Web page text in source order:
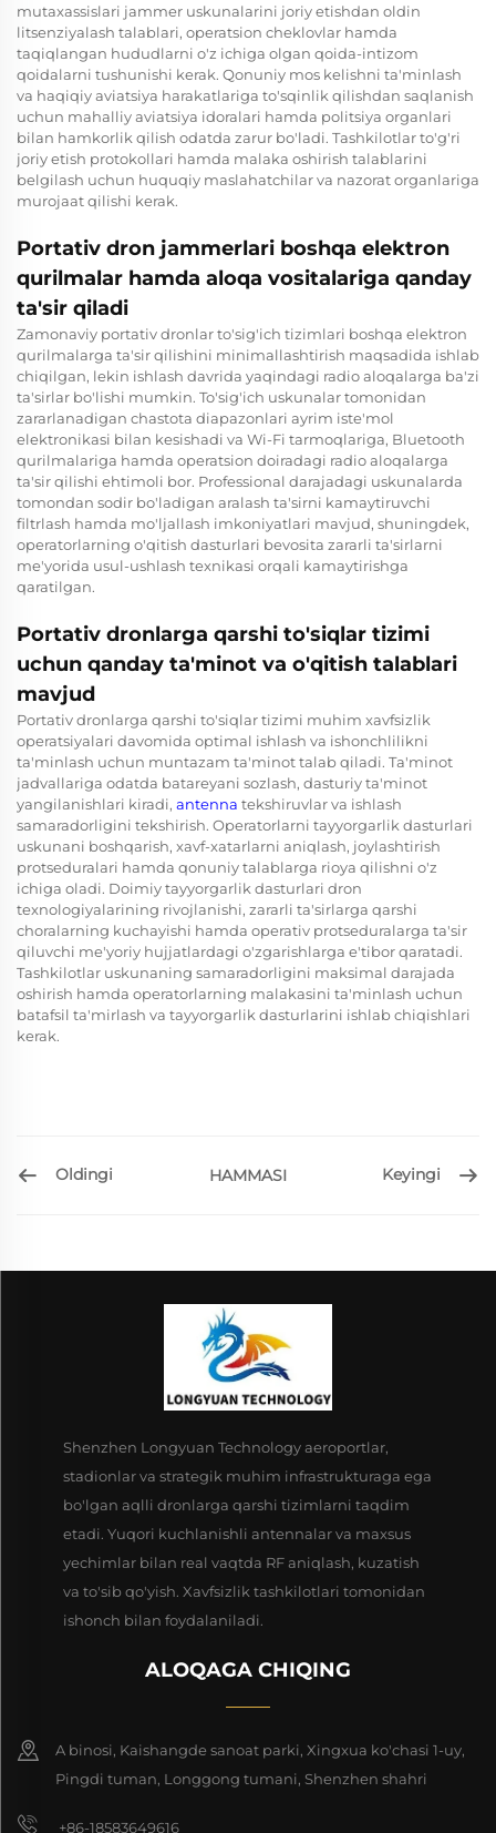
mutaxassislari jammer uskunalarini joriy etishdan oldin
litsenziyalash talablari, operatsion cheklovlar hamda
taqiqlangan hududlarni o'z ichiga olgan qoida-intizom
qoidalarni tushunishi kerak. Qonuniy mos kelishni ta'minlash
va haqiqiy aviatsiya harakatlariga to'sqinlik qilishdan saqlanish
uchun mahalliy aviatsiya idoralari hamda politsiya organlari
bilan hamkorlik qilish odatda zarur bo'ladi. Tashkilotlar to'g'ri
joriy etish protokollari hamda malaka oshirish talablarini
belgilash uchun huquqiy maslahatchilar va nazorat organlariga
murojaat qilishi kerak.
Portativ dron jammerlari boshqa elektron
qurilmalar hamda aloqa vositalariga qanday
ta'sir qiladi
Zamonaviy portativ dronlar to'sig'ich tizimlari boshqa elektron
qurilmalarga ta'sir qilishini minimallashtirish maqsadida ishlab
chiqilgan, lekin ishlash davrida yaqindagi radio aloqalarga ba'zi
ta'sirlar bo'lishi mumkin. To'sig'ich uskunalar tomonidan
zararlanadigan chastota diapazonlari ayrim iste'mol
elektronikasi bilan kesishadi va Wi-Fi tarmoqlariga, Bluetooth
qurilmalariga hamda operatsion doiradagi radio aloqalarga
ta'sir qilishi ehtimoli bor. Professional darajadagi uskunalarda
tomondan sodir bo'ladigan aralash ta'sirni kamaytiruvchi
filtrlash hamda mo'ljallash imkoniyatlari mavjud, shuningdek,
operatorlarning o'qitish dasturlari bevosita zararli ta'sirlarni
me'yorida usul-ushlash texnikasi orqali kamaytirishga
qaratilgan.
Portativ dronlarga qarshi to'siqlar tizimi
uchun qanday ta'minot va o'qitish talablari
mavjud
Portativ dronlarga qarshi to'siqlar tizimi muhim xavfsizlik
operatsiyalari davomida optimal ishlash va ishonchlilikni
ta'minlash uchun muntazam ta'minot talab qiladi. Ta'minot
jadvallariga odatda batareyani sozlash, dasturiy ta'minot
yangilanishlari kiradi, antenna tekshiruvlar va ishlash
samaradorligini tekshirish. Operatorlarni tayyorgarlik dasturlari
uskunani boshqarish, xavf-xatarlarni aniqlash, joylashtirish
protseduralari hamda qonuniy talablarga rioya qilishni o'z
ichiga oladi. Doimiy tayyorgarlik dasturlari dron
texnologiyalarining rivojlanishi, zararli ta'sirlarga qarshi
choralarning kuchayishi hamda operativ protseduralarga ta'sir
qiluvchi me'yoriy hujjatlardagi o'zgarishlarga e'tibor qaratadi.
Tashkilotlar uskunaning samaradorligini maksimal darajada
oshirish hamda operatorlarning malakasini ta'minlash uchun
batafsil ta'mirlash va tayyorgarlik dasturlarini ishlab chiqishlari
kerak.
Oldingi HAMMASI Keyingi
Shenzhen Longyuan Technology aeroportlar,
stadionlar va strategik muhim infrastrukturaga ega
bo'lgan aqlli dronlarga qarshi tizimlarni taqdim
etadi. Yuqori kuchlanishli antennalar va maxsus
yechimlar bilan real vaqtda RF aniqlash, kuzatish
va to'sib qo'yish. Xavfsizlik tashkilotlari tomonidan
ishonch bilan foydalaniladi.
ALOQAGA CHIQING
A binosi, Kaishangde sanoat parki, Xingxua ko'chasi 1-uy,
Pingdi tuman, Longgong tumani, Shenzhen shahri
+86-18583649616